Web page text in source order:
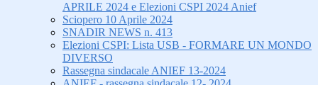
APRILE 2024 e Elezioni CSPI 2024 Anief
Sciopero 10 Aprile 2024
SNADIR NEWS n. 413
Elezioni CSPI: Lista USB - FORMARE UN MONDO
DIVERSO
Rassegna sindacale ANIEF 13-2024